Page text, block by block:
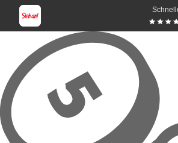
Zum Hauptinhalt springen